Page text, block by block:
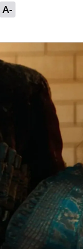
A-